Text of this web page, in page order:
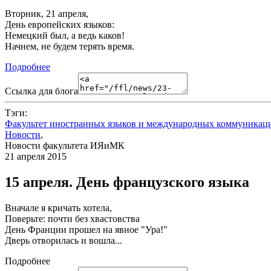
Вторник, 21 апреля,
День европейских языков:
Немецкий был, а ведь каков!
Начнем, не будем терять время.
Подробнее
Ссылка для блога
Тэги:
Факультет иностранных языков и международных
Новости,
Новости факультета ИЯиМК
21 апреля 2015
15 апреля. День французского языка
Вначале я кричать хотела,
Поверьте: почти без хвастовства
День Франции прошел на явное "Ура!"
Дверь отворилась и вошла...
Подробнее